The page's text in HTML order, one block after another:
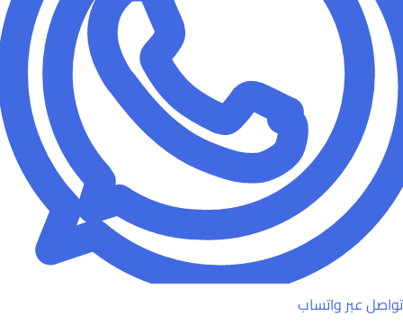
تواصل عبر واتساب